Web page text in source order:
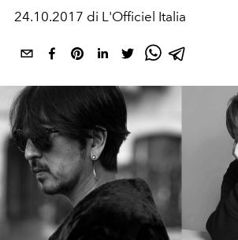
24.10.2017 di L'Officiel Italia